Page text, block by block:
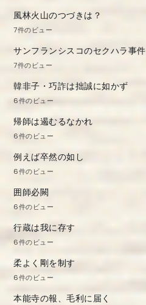
風林火山のつづきは？
7件のビュー
サンフランシスコのセクハラ事件
7件のビュー
韓非子・巧詐は拙誠に如かず
6件のビュー
帰師は遏むるなかれ
6件のビュー
例えば卒然の如し
6件のビュー
囲師必闕
6件のビュー
行蔵は我に存す
6件のビュー
柔よく剛を制す
6件のビュー
本能寺の報、毛利に届く